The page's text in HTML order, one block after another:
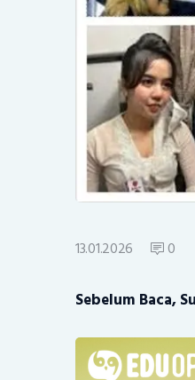
13.01.2026 0
Sebelum Baca,